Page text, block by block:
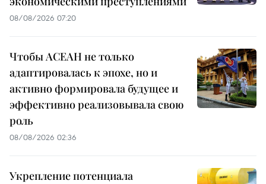
08/08/2026 07:20
Чтобы АСЕАН не только
адаптировалась к эпохе, но и
активно формировала будущее и
эффективно реализовывала свою
роль
08/08/2026 02:36
Укрепление потенциала